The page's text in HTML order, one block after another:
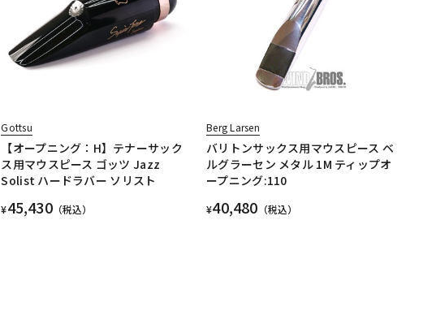
Gottsu
【オープニング：H】テナーサック
ス用マウスピース ゴッツ Jazz
Solist ハードラバー ソリスト
¥45,430（税込）
Berg Larsen
バリトンサックス用マウスピース ベ
ルグラーセン メタル 1M ティップオ
ープニング:110
¥40,480 （税込）